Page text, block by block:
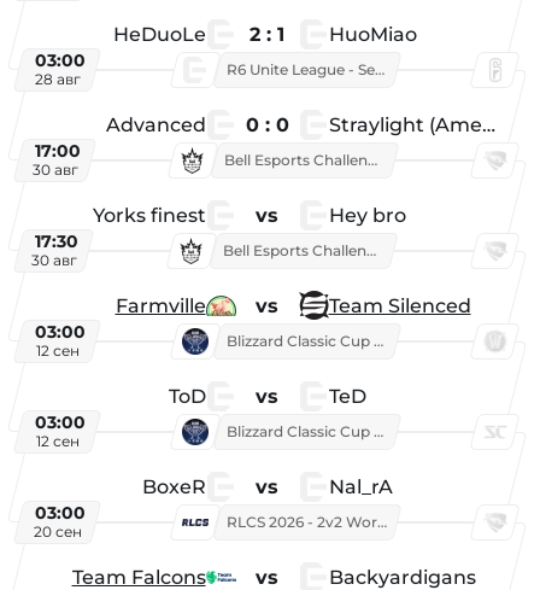
HeDuoLe 2 : 1 HuoMiao
03:00
28 авг
R6 Unite League - Season 1
Advanced 0 : 0 Straylight (American team)
17:00
30 авг
Bell Esports Challenge 2026
Yorks finest vs Hey bro
17:30
30 авг
Bell Esports Challenge 2026
Farmville vs Team Silenced
03:00
12 сен
Blizzard Classic Cup 2026
ToD vs TeD
03:00
12 сен
Blizzard Classic Cup 2026
BoxeR vs Nal_rA
03:00
20 сен
RLCS 2026 - 2v2 World Championship
Team Falcons vs Backyardigans